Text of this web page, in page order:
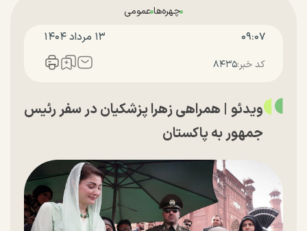
چهره‌هاعمومی
۰۹:۰۷ ۱۳ مرداد ۱۴۰۴
کد خبر:۸۴۳۵
ویدئو | همراهی زهرا پزشکیان در سفر رئیس
جمهور به پاکستان